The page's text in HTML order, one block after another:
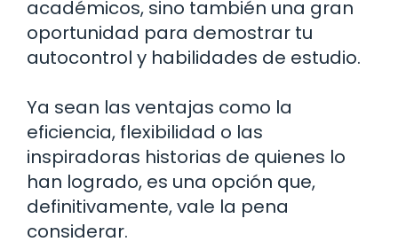
académicos, sino también una gran
oportunidad para demostrar tu
autocontrol y habilidades de estudio.
Ya sean las ventajas como la
eficiencia, flexibilidad o las
inspiradoras historias de quienes lo
han logrado, es una opción que,
definitivamente, vale la pena
considerar.